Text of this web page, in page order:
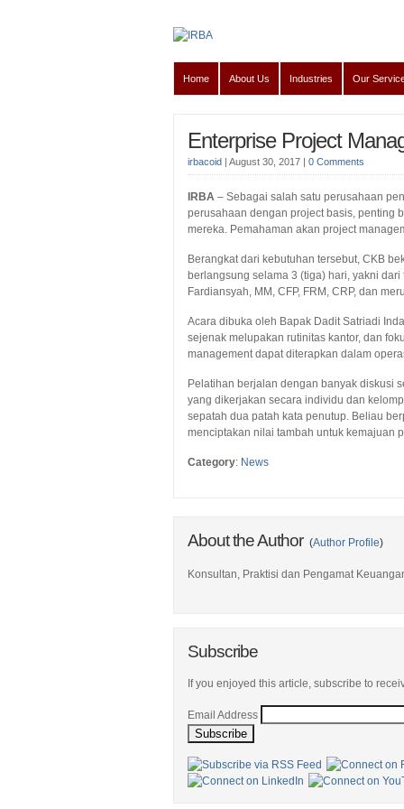
Home About Us Industries Our
Enterprise Project
irbacoid | August 30, 2017 | 0 Comments
IRBA – Sebagai salah satu perusahaan
perusahaan dengan project basis, penting
mereka. Pemahaman akan project
Berangkat dari kebutuhan tersebut, CKB
berlangsung selama 3 (tiga) hari, yakni
Fardiansyah, MM, CFP, FRM, CRP, dan
Acara dibuka oleh Bapak Dadit Satriadi
sejenak melupakan rutinitas kantor, dan
management dapat diterapkan dalam
Pelatihan berjalan dengan banyak diskusi
yang dikerjakan secara individu dan
sepatah dua patah kata penutup. Beliau
menciptakan nilai tambah untuk kemajuan
Category: News
About the Author (Author Profile)
Konsultan, Praktisi dan Pengamat
Subscribe
If you enjoyed this article, subscribe to
Email Address